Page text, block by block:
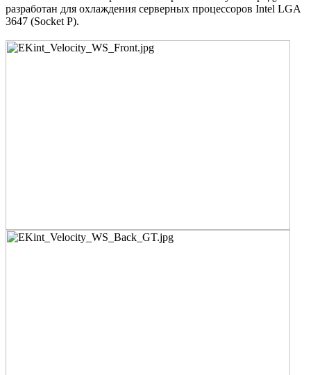
разработан для охлаждения серверных процессоров Intel LGA
3647 (Socket P).